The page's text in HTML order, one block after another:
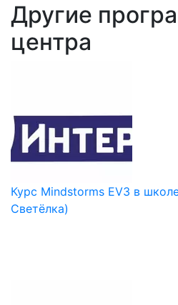
Другие
центра
Курс Mindstorms EV3 в
Светёлка)